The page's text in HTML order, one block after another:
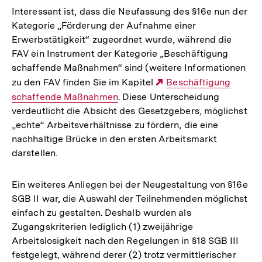
Interessant ist, dass die Neufassung des §16e nun der
Kategorie „Förderung der Aufnahme einer
Erwerbstätigkeit“ zugeordnet wurde, während die
FAV ein Instrument der Kategorie „Beschäftigung
schaffende Maßnahmen“ sind (weitere Informationen
zu den FAV finden Sie im Kapitel
Externer
Link:
Beschäftigung
schaffende Maßnahmen. Diese Unterscheidung
verdeutlicht die Absicht des Gesetzgebers, möglichst
„echte“ Arbeitsverhältnisse zu fördern, die eine
nachhaltige Brücke in den ersten Arbeitsmarkt
darstellen.
Ein weiteres Anliegen bei der Neugestaltung von §16e
SGB II war, die Auswahl der Teilnehmenden möglichst
einfach zu gestalten. Deshalb wurden als
Zugangskriterien lediglich (1) zweijährige
Arbeitslosigkeit nach den Regelungen in §18 SGB III
festgelegt, während derer (2) trotz vermittlerischer